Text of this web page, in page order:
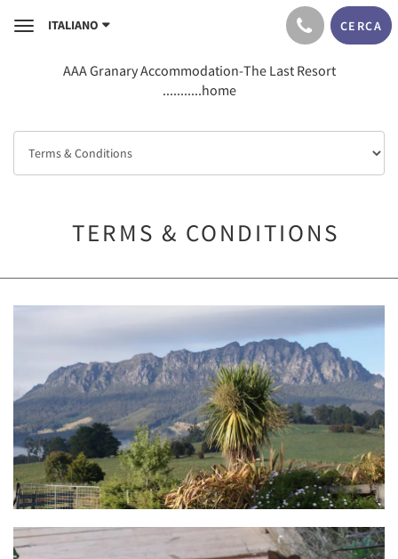
ToggleITALIANO CERCA
AAA Granary Accommodation-The Last Resort
...........home
TERMS & CONDITIONS